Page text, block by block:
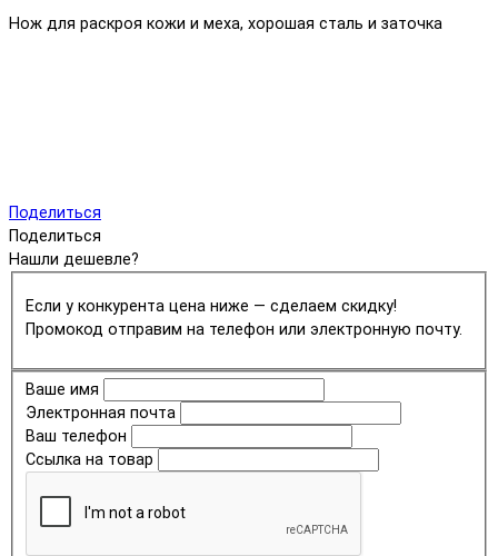
Нож для раскроя кожи и меха, хорошая сталь и заточка
Поделиться
Поделиться
Нашли дешевле?
Если у конкурента цена ниже — сделаем скидку!
Промокод отправим на телефон или электронную почту.
Ваше имя
Электронная почта
Ваш телефон
Ссылка на товар